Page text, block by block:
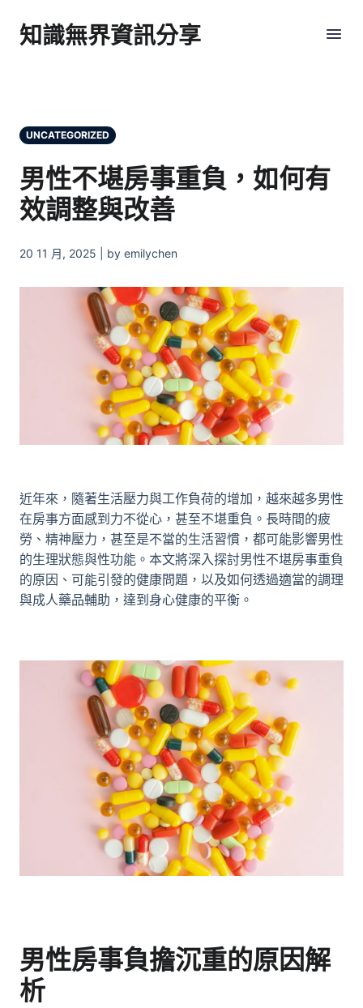
知識無界資訊分享
UNCATEGORIZED
男性不堪房事重負，如何有
效調整與改善
20 11 月, 2025 | by emilychen
近年來，隨著生活壓力與工作負荷的增加，越來越多男性
在房事方面感到力不從心，甚至不堪重負。長時間的疲
勞、精神壓力，甚至是不當的生活習慣，都可能影響男性
的生理狀態與性功能。本文將深入探討男性不堪房事重負
的原因、可能引發的健康問題，以及如何透過適當的調理
與成人藥品輔助，達到身心健康的平衡。
男性房事負擔沉重的原因解
析